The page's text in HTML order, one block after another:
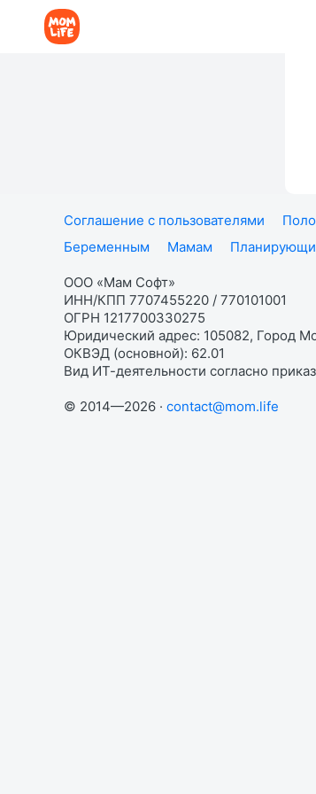
Соглашение с пользователями
Беременным
Мамам
ООО «Мам Софт»
ИНН/КПП 7707455220 / 770101001
ОГРН 1217700330275
Юридический адрес: 105082, Город
ОКВЭД (основной): 62.01
Вид ИТ-деятельности согласно
© 2014—2026 · contact@mom.life